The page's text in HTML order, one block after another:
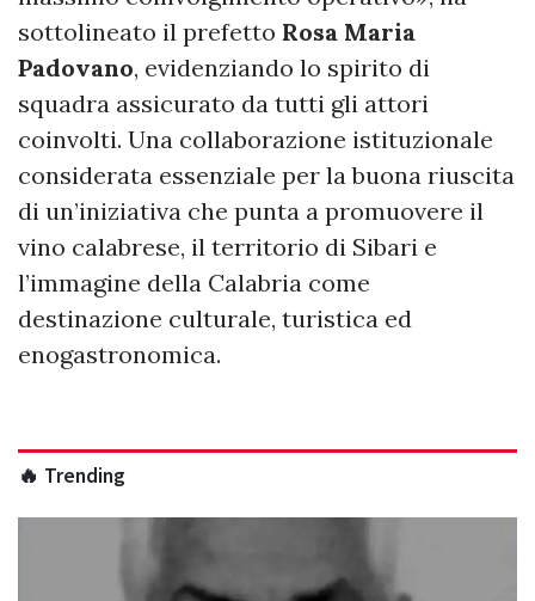
sottolineato il prefetto Rosa Maria
Padovano, evidenziando lo spirito di
squadra assicurato da tutti gli attori
coinvolti. Una collaborazione istituzionale
considerata essenziale per la buona riuscita
di un’iniziativa che punta a promuovere il
vino calabrese, il territorio di Sibari e
l’immagine della Calabria come
destinazione culturale, turistica ed
enogastronomica.
🔥 Trending